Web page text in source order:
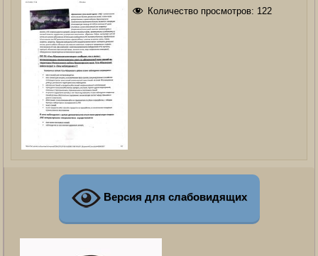
Количество просмотров: 122
Версия для слабовидящих